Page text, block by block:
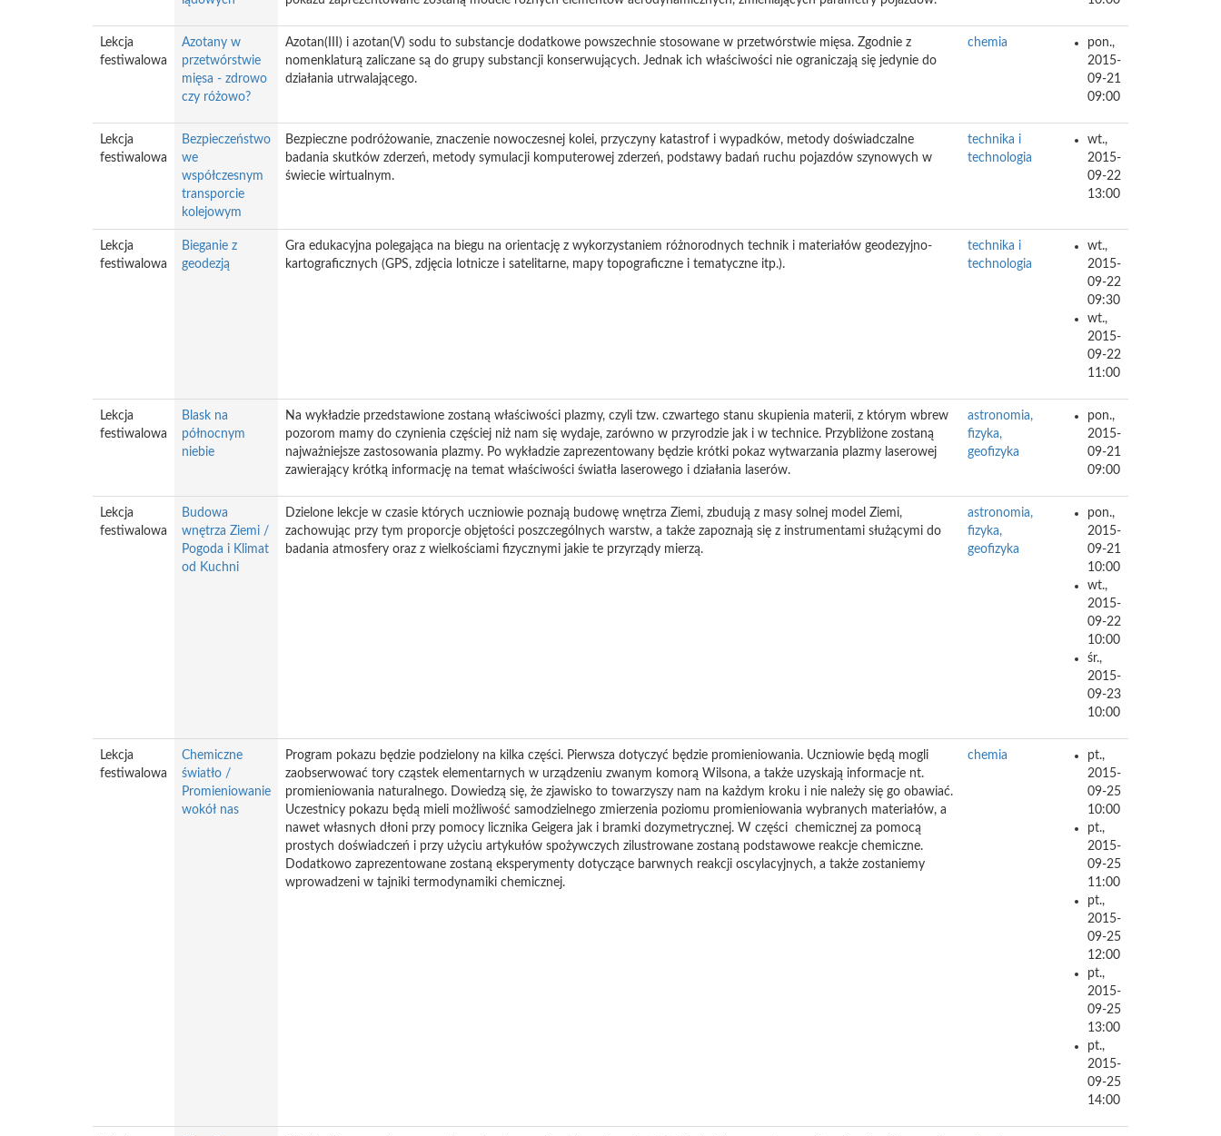
Lekcja
festiwalowa
Azotany w
przetwórstwie
mięsa - zdrowo
czy różowo?
Azotan(III) i azotan(V) sodu to substancje dodatkowe powszechnie stosowane w przetwórstwie mięsa. Zgodnie z
nomenklaturą zaliczane są do grupy substancji konserwujących. Jednak ich właściwości nie ograniczają się jedynie do
działania utrwalającego.
chemia
pon.,
2015-
09-21
09:00
Lekcja
festiwalowa
Bezpieczeństwo
we
współczesnym
transporcie
kolejowym
Bezpieczne podróżowanie, znaczenie nowoczesnej kolei, przyczyny katastrof i wypadków, metody doświadczalne
badania skutków zderzeń, metody symulacji komputerowej zderzeń, podstawy badań ruchu pojazdów szynowych w
świecie wirtualnym.
technika i
technologia
wt.,
2015-
09-22
13:00
Lekcja
festiwalowa
Bieganie z
geodezją
Gra edukacyjna polegająca na biegu na orientację z wykorzystaniem różnorodnych technik i materiałów geodezyjno-
kartograficznych (GPS, zdjęcia lotnicze i satelitarne, mapy topograficzne i tematyczne itp.).
technika i
technologia
wt.,
2015-
09-22
09:30
wt.,
2015-
09-22
11:00
Lekcja
festiwalowa
Blask na
północnym
niebie
Na wykładzie przedstawione zostaną właściwości plazmy, czyli tzw. czwartego stanu skupienia materii, z którym wbrew
pozorom mamy do czynienia częściej niż nam się wydaje, zarówno w przyrodzie jak i w technice. Przybliżone zostaną
najważniejsze zastosowania plazmy. Po wykładzie zaprezentowany będzie krótki pokaz wytwarzania plazmy laserowej
zawierający krótką informację na temat właściwości światła laserowego i działania laserów.
astronomia,
fizyka,
geofizyka
pon.,
2015-
09-21
09:00
Lekcja
festiwalowa
Budowa
wnętrza Ziemi /
Pogoda i Klimat
od Kuchni
Dzielone lekcje w czasie których uczniowie poznają budowę wnętrza Ziemi, zbudują z masy solnej model Ziemi,
zachowując przy tym proporcje objętości poszczególnych warstw, a także zapoznają się z instrumentami służącymi do
badania atmosfery oraz z wielkościami fizycznymi jakie te przyrządy mierzą.
astronomia,
fizyka,
geofizyka
pon.,
2015-
09-21
10:00
wt.,
2015-
09-22
10:00
śr.,
2015-
09-23
10:00
Lekcja
festiwalowa
Chemiczne
światło /
Promieniowanie
wokół nas
Program pokazu będzie podzielony na kilka części. Pierwsza dotyczyć będzie promieniowania. Uczniowie będą mogli
zaobserwować tory cząstek elementarnych w urządzeniu zwanym komorą Wilsona, a także uzyskają informacje nt.
promieniowania naturalnego. Dowiedzą się, że zjawisko to towarzyszy nam na każdym kroku i nie należy się go obawiać.
Uczestnicy pokazu będą mieli możliwość samodzielnego zmierzenia poziomu promieniowania wybranych materiałów, a
nawet własnych dłoni przy pomocy licznika Geigera jak i bramki dozymetrycznej. W części chemicznej za pomocą
prostych doświadczeń i przy użyciu artykułów spożywczych zilustrowane zostaną podstawowe reakcje chemiczne.
Dodatkowo zaprezentowane zostaną eksperymenty dotyczące barwnych reakcji oscylacyjnych, a także zostaniemy
wprowadzeni w tajniki termodynamiki chemicznej.
chemia
pt.,
2015-
09-25
10:00
pt.,
2015-
09-25
11:00
pt.,
2015-
09-25
12:00
pt.,
2015-
09-25
13:00
pt.,
2015-
09-25
14:00